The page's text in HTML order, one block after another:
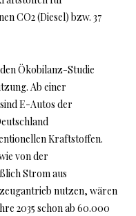
CO2 (Diesel) bzw. 37
Ökobilanz-Studie
Ab einer
E-Autos der
Kraftstoffen.
von der
Strom aus
nutzen, wären
2035 schon ab 60.000